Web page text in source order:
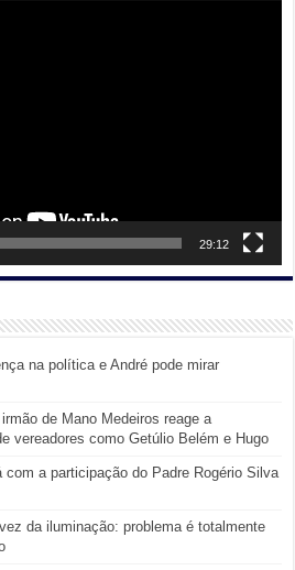
29:12
na política e André pode mirar
de Mano Medeiros reage a
vereadores como Getúlio Belém e Hugo
com a participação do Padre Rogério Silva
da iluminação: problema é totalmente